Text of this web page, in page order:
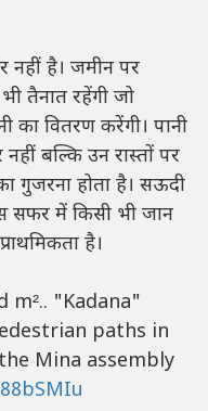
नहीं है। जमीन पर
भी तैनात रहेंगी जो
का वितरण करेंगी। पानी
बल्कि उन रास्तों पर
गुजरना होता है। सऊदी
सफर में किसी भी जान
है।
"Kadana"
paths in
Mina assembly